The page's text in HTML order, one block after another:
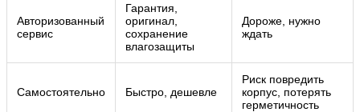
Авторизованный
сервис
Гарантия,
оригинал,
сохранение
влагозащиты
Дороже, нужно
ждать
Самостоятельно Быстро, дешевле
Риск повредить
корпус, потерять
герметичность